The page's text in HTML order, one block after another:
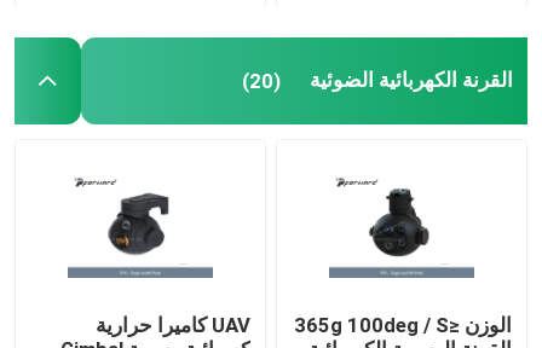
مسجل إنفاذ القانون
قطع غيار طائرات CJ-6
أنظمة مكافحة الطائرات بدون طيار
أدوات صيانة الطائرات
القرنة الكهربائية الضوئية (20)
الوزن ≤365g 100deg / S
UAV كاميرا حرارية